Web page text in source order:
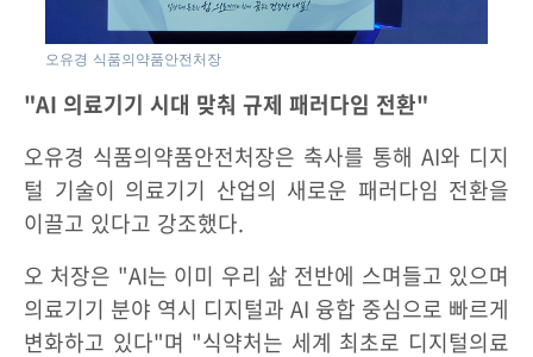
오유경 식품의약품안전처장
"AI 의료기기 시대 맞춰 규제 패러다임 전환"
오유경 식품의약품안전처장은 축사를 통해 AI와 디지
털 기술이 의료기기 산업의 새로운 패러다임 전환을
이끌고 있다고 강조했다.
오 처장은 "AI는 이미 우리 삶 전반에 스며들고 있으며
의료기기 분야 역시 디지털과 AI 융합 중심으로 빠르게
변화하고 있다"며 "식약처는 세계 최초로 디지털의료